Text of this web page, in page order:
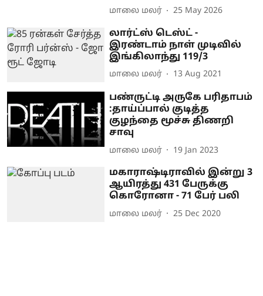
மாலை மலர் 25 May 2026
லார்ட்ஸ் டெஸ்ட் -
இரண்டாம் நாள் முடிவில்
இங்கிலாந்து 119/3
மாலை மலர் 13 Aug 2021
பண்ருட்டி அருகே பரிதாபம்
:தாய்ப்பால் குடித்த
குழந்தை மூச்சு திணறி
சாவு
மாலை மலர் 19 Jan 2023
மகாராஷ்டிராவில் இன்று 3
ஆயிரத்து 431 பேருக்கு
கொரோனா - 71 பேர் பலி
மாலை மலர் 25 Dec 2020